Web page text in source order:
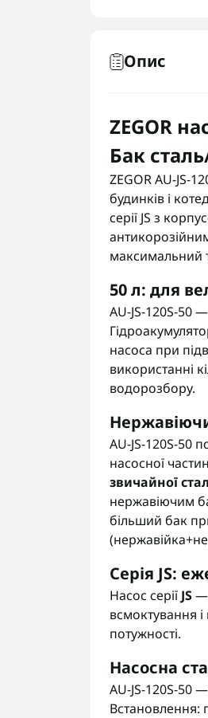
Опис
ZEGOR
Бак
ZEGOR AU-JS-
будинків і
серії JS з
максимальний
50 л: для
AU-JS-120S-50
насоса при
використанні
водорозбору.
AU-JS-120S-50
насосної
звичайної
нержавіючим
більший бак
Серія JS:
Насос серії JS—
всмоктування
потужності.
Насосна
AU-JS-120S-50 —
Встановлення: